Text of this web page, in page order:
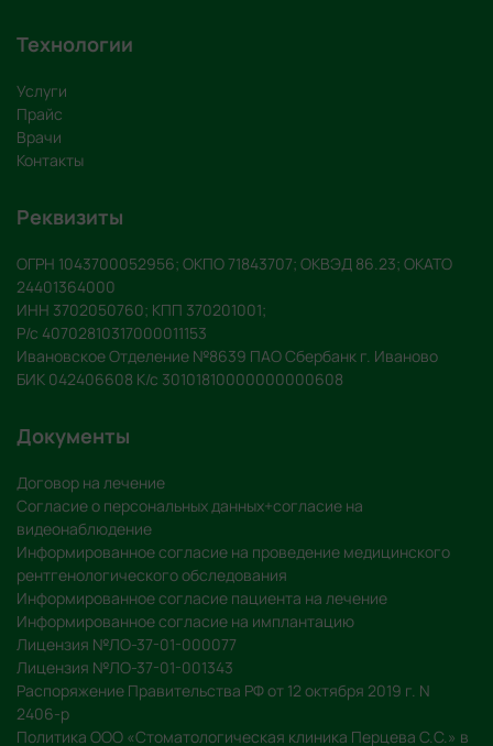
Технологии
Услуги
Прайс
Врачи
Контакты
Реквизиты
ОГРН 1043700052956; ОКПО 71843707; ОКВЭД 86.23; ОКАТО
24401364000
ИНН 3702050760; КПП 370201001;
Р/с 40702810317000011153
Ивановское Отделение №8639 ПАО Сбербанк г. Иваново
БИК 042406608 К/с 30101810000000000608
Документы
Договор на лечение
Согласие о персональных данных+согласие на
видеонаблюдение
Информированное согласие на проведение медицинского
рентгенологического обследования
Информированное согласие пациента на лечение
Информированное согласие на имплантацию
Лицензия №ЛО-37-01-000077
Лицензия №ЛО-37-01-001343
Распоряжение Правительства РФ от 12 октября 2019 г. N
2406-р
Политика ООО «Стоматологическая клиника Перцева С.С.» в